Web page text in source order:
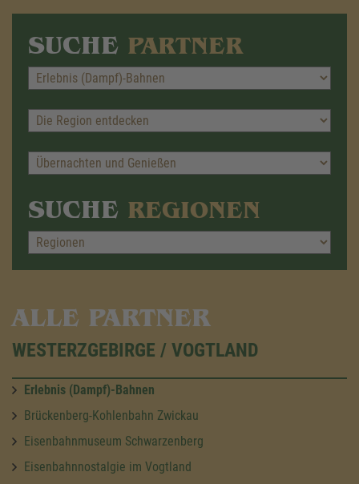
SUCHE PARTNER
SUCHE REGIONEN
ALLE PARTNER
WESTERZGEBIRGE / VOGTLAND
Erlebnis (Dampf)-Bahnen
Brückenberg-Kohlenbahn Zwickau
Eisenbahnmuseum Schwarzenberg
Eisenbahnnostalgie im Vogtland